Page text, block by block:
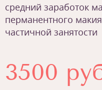
средний заработок
перманентного
частичной занятости
3500